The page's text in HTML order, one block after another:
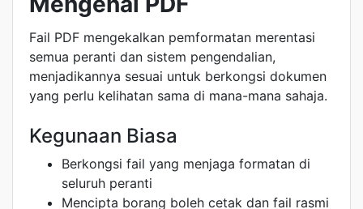
Fail PDF mengekalkan pemformatan merentasi
semua peranti dan sistem pengendalian,
menjadikannya sesuai untuk berkongsi dokumen
yang perlu kelihatan sama di mana-mana sahaja.
Kegunaan Biasa
Berkongsi fail yang menjaga formatan di
seluruh peranti
Mencipta borang boleh cetak dan fail rasmi